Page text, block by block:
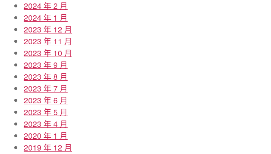
2024 年 2 月
2024 年 1 月
2023 年 12 月
2023 年 11 月
2023 年 10 月
2023 年 9 月
2023 年 8 月
2023 年 7 月
2023 年 6 月
2023 年 5 月
2023 年 4 月
2020 年 1 月
2019 年 12 月